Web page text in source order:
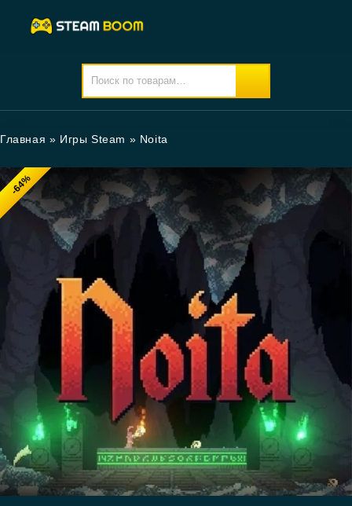
Главная » Игры Steam » Noita
-64%